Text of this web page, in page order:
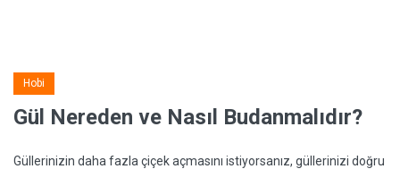
Hobi
Gül Nereden ve Nasıl Budanmalıdır?
Güllerinizin daha fazla çiçek açmasını istiyorsanız, güllerinizi doğru